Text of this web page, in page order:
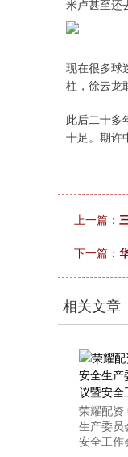
米卢甚至还
现在很多球
柱，徐云龙
此后二十多
十足。期许
上一篇：
下一篇：
相关文章
荣耀配资
生产委员
安全工作